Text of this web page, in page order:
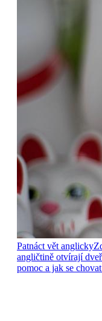
Patnáct vět anglicky
angličtině otvírají
pomoc a jak se